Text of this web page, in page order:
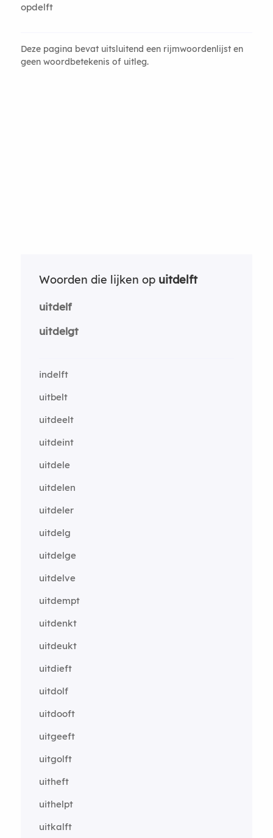
opdelft
Deze pagina bevat uitsluitend een rijmwoordenlijst en
geen woordbetekenis of uitleg.
Woorden die lijken op uitdelft
uitdelf
uitdelgt
indelft
uitbelt
uitdeelt
uitdeint
uitdele
uitdelen
uitdeler
uitdelg
uitdelge
uitdelve
uitdempt
uitdenkt
uitdeukt
uitdieft
uitdolf
uitdooft
uitgeeft
uitgolft
uitheft
uithelpt
uitkalft